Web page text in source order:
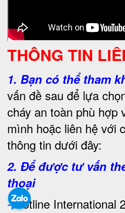
THÔNG TIN
1. Bạn có thể tham
vấn đề sau để lựa
cháy an toàn phù hợp
mình hoặc liên hệ với
thông tin dưới đây:
2. Để được tư vấn
thoại
- Hotline International